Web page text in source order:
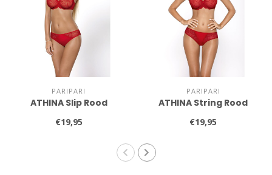
PARIPARI
ATHINA Slip Rood
€19,95
PARIPARI
ATHINA String Rood
€19,95